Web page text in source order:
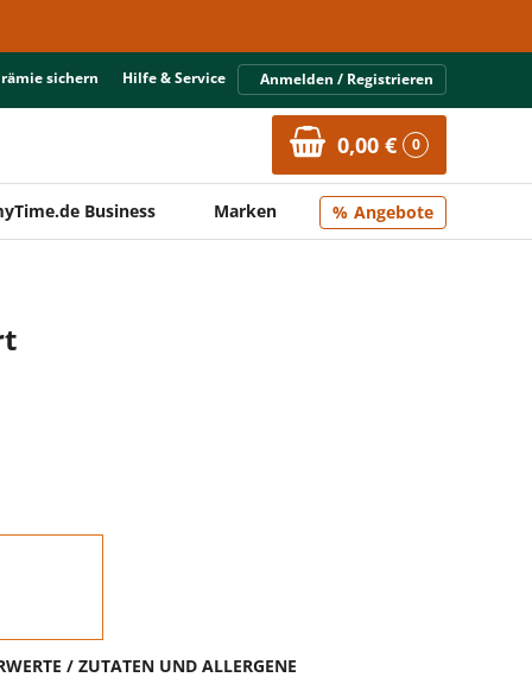
sichern Hilfe & Service Anmelden / Registrieren
0,00 € 0
Business Marken Angebote
/ ZUTATEN UND ALLERGENE